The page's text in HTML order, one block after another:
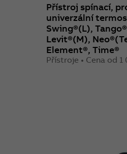
Přístroj spínací,
univerzální
Swing®(L),
Levit®(M),
Element®, Time®
Přístroje • Cena od 1